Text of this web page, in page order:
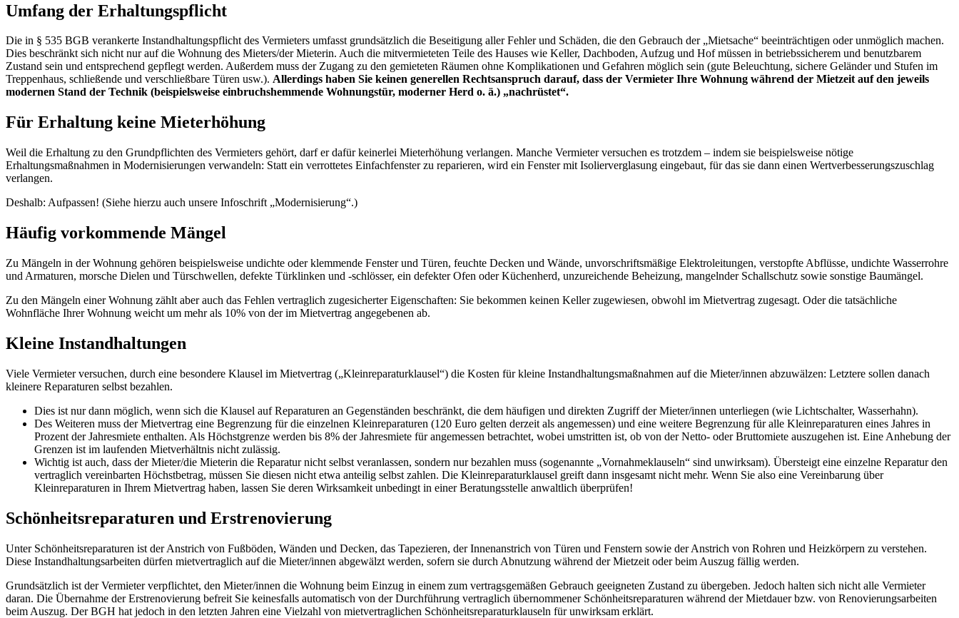
Umfang der Erhaltungspflicht
Die in § 535 BGB verankerte Instandhaltungspflicht des Vermieters umfasst grundsätzlich die Beseitigung aller Fehler und Schäden, die den Gebrauch der „Mietsache“ beeinträchtigen oder unmöglich machen.
Dies beschränkt sich nicht nur auf die Wohnung des Mieters/der Mieterin. Auch die mitvermieteten Teile des Hauses wie Keller, Dachboden, Aufzug und Hof müssen in betriebssicherem und benutzbarem
Zustand sein und entsprechend gepflegt werden. Außerdem muss der Zugang zu den gemieteten Räumen ohne Komplikationen und Gefahren möglich sein (gute Beleuchtung, sichere Geländer und Stufen im
Treppenhaus, schließende und verschließbare Türen usw.). Allerdings haben Sie keinen generellen Rechtsanspruch darauf, dass der Vermieter Ihre Wohnung während der Mietzeit auf den jeweils
modernen Stand der Technik (beispielsweise einbruchshemmende Wohnungstür, moderner Herd o. ä.) „nachrüstet“.
Für Erhaltung keine Mieterhöhung
Weil die Erhaltung zu den Grundpflichten des Vermieters gehört, darf er dafür keinerlei Mieterhöhung verlangen. Manche Vermieter versuchen es trotzdem – indem sie beispielsweise nötige
Erhaltungsmaßnahmen in Modernisierungen verwandeln: Statt ein verrottetes Einfachfenster zu reparieren, wird ein Fenster mit Isolierverglasung eingebaut, für das sie dann einen Wertverbesserungszuschlag
verlangen.
Deshalb: Aufpassen! (Siehe hierzu auch unsere Infoschrift „Modernisierung“.)
Häufig vorkommende Mängel
Zu Mängeln in der Wohnung gehören beispielsweise undichte oder klemmende Fenster und Türen, feuchte Decken und Wände, unvorschriftsmäßige Elektroleitungen, verstopfte Abflüsse, undichte Wasserrohre
und Armaturen, morsche Dielen und Türschwellen, defekte Türklinken und -schlösser, ein defekter Ofen oder Küchenherd, unzureichende Beheizung, mangelnder Schallschutz sowie sonstige Baumängel.
Zu den Mängeln einer Wohnung zählt aber auch das Fehlen vertraglich zugesicherter Eigenschaften: Sie bekommen keinen Keller zugewiesen, obwohl im Mietvertrag zugesagt. Oder die tatsächliche
Wohnfläche Ihrer Wohnung weicht um mehr als 10% von der im Mietvertrag angegebenen ab.
Kleine Instandhaltungen
Viele Vermieter versuchen, durch eine besondere Klausel im Mietvertrag („Kleinreparaturklausel“) die Kosten für kleine Instandhaltungsmaßnahmen auf die Mieter/innen abzuwälzen: Letztere sollen danach
kleinere Reparaturen selbst bezahlen.
Dies ist nur dann möglich, wenn sich die Klausel auf Reparaturen an Gegenständen beschränkt, die dem häufigen und direkten Zugriff der Mieter/innen unterliegen (wie Lichtschalter, Wasserhahn).
Des Weiteren muss der Mietvertrag eine Begrenzung für die einzelnen Kleinreparaturen (120 Euro gelten derzeit als angemessen) und eine weitere Begrenzung für alle Kleinreparaturen eines Jahres in
Prozent der Jahresmiete enthalten. Als Höchstgrenze werden bis 8% der Jahresmiete für angemessen betrachtet, wobei umstritten ist, ob von der Netto- oder Bruttomiete auszugehen ist. Eine Anhebung der
Grenzen ist im laufenden Mietverhältnis nicht zulässig.
Wichtig ist auch, dass der Mieter/die Mieterin die Reparatur nicht selbst veranlassen, sondern nur bezahlen muss (sogenannte „Vornahmeklauseln“ sind unwirksam). Übersteigt eine einzelne Reparatur den
vertraglich vereinbarten Höchstbetrag, müssen Sie diesen nicht etwa anteilig selbst zahlen. Die Kleinreparaturklausel greift dann insgesamt nicht mehr. Wenn Sie also eine Vereinbarung über
Kleinreparaturen in Ihrem Mietvertrag haben, lassen Sie deren Wirksamkeit unbedingt in einer Beratungsstelle anwaltlich überprüfen!
Schönheitsreparaturen und Erstrenovierung
Unter Schönheitsreparaturen ist der Anstrich von Fußböden, Wänden und Decken, das Tapezieren, der Innenanstrich von Türen und Fenstern sowie der Anstrich von Rohren und Heizkörpern zu verstehen.
Diese Instandhaltungsarbeiten dürfen mietvertraglich auf die Mieter/innen abgewälzt werden, sofern sie durch Abnutzung während der Mietzeit oder beim Auszug fällig werden.
Grundsätzlich ist der Vermieter verpflichtet, den Mieter/innen die Wohnung beim Einzug in einem zum vertragsgemäßen Gebrauch geeigneten Zustand zu übergeben. Jedoch halten sich nicht alle Vermieter
daran. Die Übernahme der Erstrenovierung befreit Sie keinesfalls automatisch von der Durchführung vertraglich übernommener Schönheitsreparaturen während der Mietdauer bzw. von Renovierungsarbeiten
beim Auszug. Der BGH hat jedoch in den letzten Jahren eine Vielzahl von mietvertraglichen Schönheitsreparaturklauseln für unwirksam erklärt.